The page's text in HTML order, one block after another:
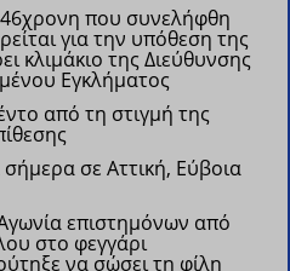
που συνελήφθη
για την υπόθεση της
κλιμάκιο της Διεύθυνσης
Εγκλήματος
από τη στιγμή της
σε Αττική, Εύβοια
επιστημόνων από
στο φεγγάρι
να σώσει τη φίλη